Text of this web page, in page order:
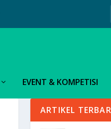
EVENT & KOMPETISI
ARTIKEL